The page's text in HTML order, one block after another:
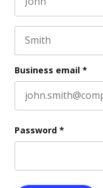
This field is for
Business email *
Password *